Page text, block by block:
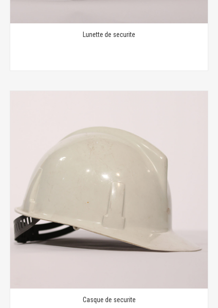
Lunette de securite
Casque de securite